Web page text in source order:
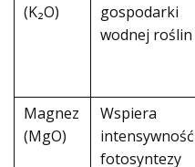
(K₂O)
gospodarki
wodnej roślin
Magnez
(MgO)
Wspiera
intensywność
fotosyntezy